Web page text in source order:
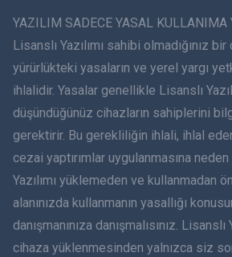
ภาษาไทย
Dansk
हिंदी
עברית
Română
YAZILIM SADECE YASAL KULLANIMA
Lisanslı Yazılımı sahibi olmadığınız
yürürlükteki yasaların ve yerel yargı
ihlalidir. Yasalar genellikle Lisanslı
düşündüğünüz cihazların sahiplerini
gerektirir. Bu gerekliliğin ihlali, ihlal
cezai yaptırımlar uygulanmasına
Yazılımı yüklemeden ve kullanmadan
alanınızda kullanmanın yasallığı
danışmanınıza danışmalısınız.
cihaza yüklenmesinden yalnızca siz